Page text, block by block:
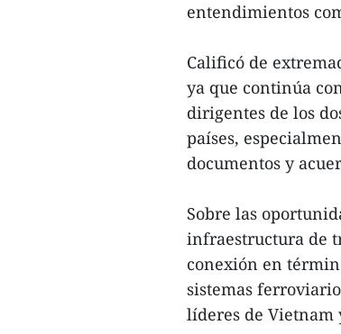
entendimientos
Calificó de
ya que continúa
dirigentes de los
países,
documentos y
Sobre las
infraestructura de
conexión en
sistemas
líderes de Vietnam